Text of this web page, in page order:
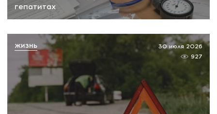
гепатитах
30 июля 2026
927
ЖИЗНЬ